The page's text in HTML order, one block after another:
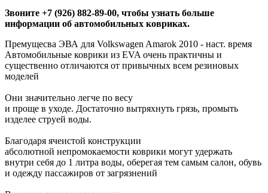
Звоните +7 (926) 882-89-00, чтобы узнать больше
информации об автомобильных ковриках.
Премущесва ЭВА для Volkswagen Amarok 2010 - наст. время
Автомобильные коврики из EVA очень практичны и
существенно отличаются от привычных всем резиновых
моделей
Они значительно легче по весу
и проще в уходе. Достаточно вытряхнуть грязь, промыть
изделее струей воды.
Благодаря ячеистой конструкции
абсолютной непромокаемости коврики могут удержать
внутри себя до 1 литра воды, оберегая тем самым салон, обувь
и одежду пассажиров от загрязнений